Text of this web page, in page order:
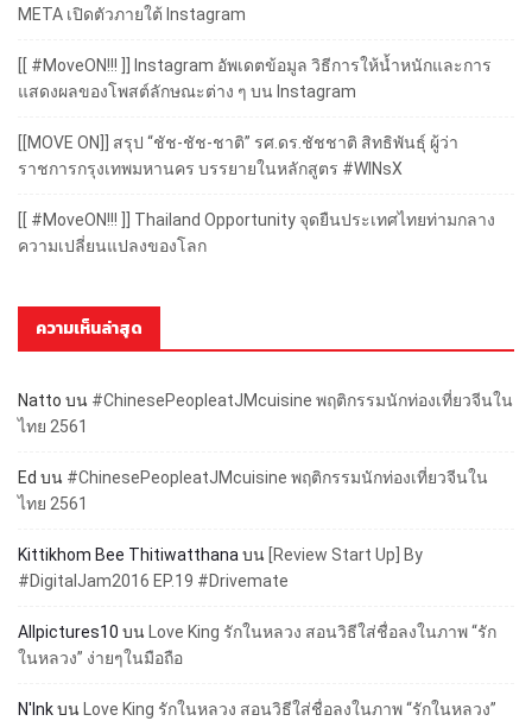
META เปิดตัวภายใต้ Instagram
[[ #MoveON!!! ]] Instagram อัพเดตข้อมูล วิธีการให้น้ำหนักและการ
แสดงผลของโพสต์ลักษณะต่าง ๆ บน Instagram
[[MOVE ON]] สรุป “ชัช-ชัช-ชาติ” รศ.ดร.ชัชชาติ สิทธิพันธุ์ ผู้ว่า
ราชการกรุงเทพมหานคร บรรยายในหลักสูตร #WINsX
[[ #MoveON!!! ]] Thailand Opportunity จุดยืนประเทศไทยท่ามกลาง
ความเปลี่ยนแปลงของโลก
ความเห็นล่าสุด
Natto บน #ChinesePeopleatJMcuisine พฤติกรรมนักท่องเที่ยวจีนใน
ไทย 2561
Ed บน #ChinesePeopleatJMcuisine พฤติกรรมนักท่องเที่ยวจีนใน
ไทย 2561
Kittikhom Bee Thitiwatthana บน [Review Start Up] By
#DigitalJam2016 EP.19 #Drivemate
Allpictures10 บน
Love King รักในหลวง สอนวิธีใส่ชื่อลงในภาพ “รัก
ในหลวง” ง่ายๆในมือถือ
N'Inkบน
Love King รักในหลวง สอนวิธีใส่ชื่อลงในภาพ “รักในหลวง”